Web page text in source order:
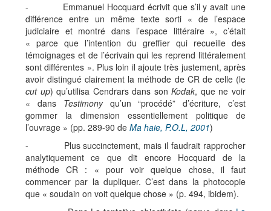
- Emmanuel Hocquard écrivit que s’il y avait une
différence entre un même texte sorti « de l’espace
judiciaire et montré dans l’espace littéraire », c’était
« parce que l’intention du greffier qui recueille des
témoignages et de l’écrivain qui les reprend littéralement
sont différentes ». Plus loin il ajoute très justement, après
avoir distingué clairement la méthode de CR de celle (le
cut up) qu’utilisa Cendrars dans sonKodak, que ne voir
« dans Testimonyqu’un “procédé” d’écriture, c’est
gommer la dimension essentiellement politique de
l’ouvrage » (pp. 289-90 de Ma haie, P.O.L, 2001)
- Plus succinctement, mais il faudrait rapprocher
analytiquement ce que dit encore Hocquard de la
méthode CR : « pour voir quelque chose, il faut
commencer par la dupliquer. C’est dans la photocopie
que « soudain on voit quelque chose » (p. 494, ibidem).